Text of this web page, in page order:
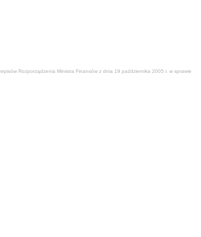
Rozporządzenia Ministra Finansów z dnia 19 października 2005 r. w sprawie